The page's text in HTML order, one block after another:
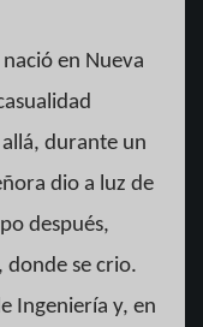
en Nueva
durante un
dio a luz de
después,
donde se crio.
Ingeniería y, en